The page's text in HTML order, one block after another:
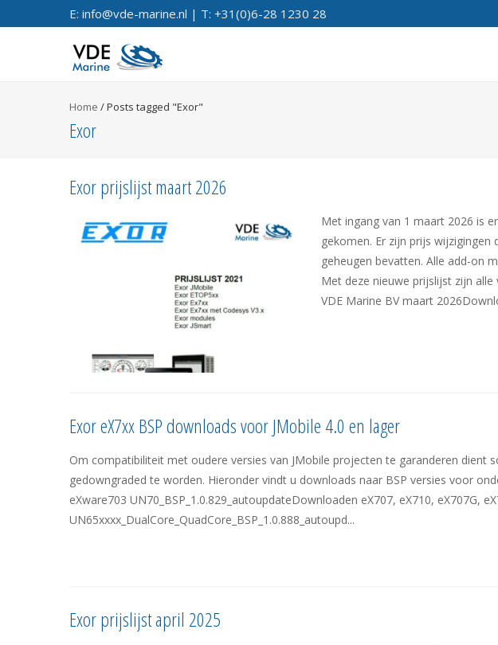
E: info@vde-marine.nl | T: +31(0)6-28 1230 28
Home /Posts tagged "Exor"
Exor
Exor prijslijst maart 2026
Met ingang van 1 maart 2026 is
gekomen. Er zijn prijs
geheugen bevatten. Alle add-on
Met deze nieuwe prijslijst zijn
VDE Marine BV maart
Exor eX7xx BSP downloads voor JMobile 4.0 en lager
Om compatibiliteit met oudere versies van JMobile projecten te garanderen dient
gedowngraded te worden. Hieronder vindt u downloads naar BSP versies voor
eXware703 UN70_BSP_1.0.829_autoupdateDownloaden eX707, eX710, eX707G,
UN65xxxx_DualCore_QuadCore_BSP_1.0.888_autoupd...
Exor prijslijst april 2025